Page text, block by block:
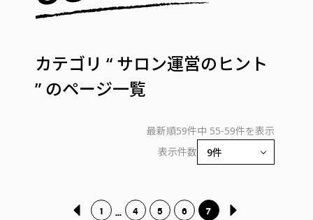
カテゴリ “ サロン運営のヒント
” のページ一覧
最新順59件中 55-59件を表示
表示件数
1 ... 4 5 6 7